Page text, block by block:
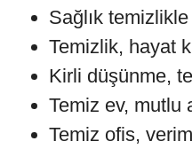
Sağlık
Temizlik, hayat
Kirli düşünme,
Temiz ev, mutlu
Temiz ofis,